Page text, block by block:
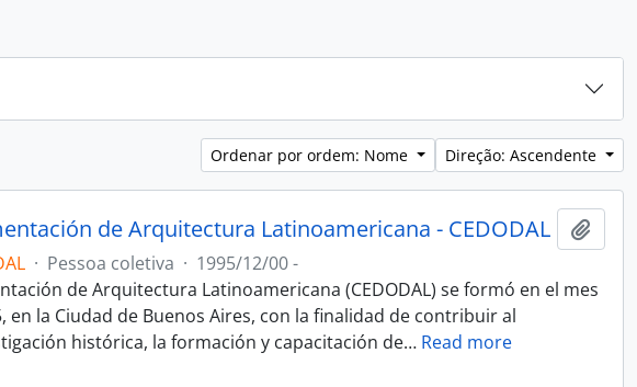
Ordenar por ordem: Nome Direção: Ascendente
de Arquitectura Latinoamericana - CEDODAL
· Pessoa coletiva · 1995/12/00 -
de Arquitectura Latinoamericana (CEDODAL) se formó en el mes
en la Ciudad de Buenos Aires, con la finalidad de contribuir al
histórica, la formación y capacitación de… Read more